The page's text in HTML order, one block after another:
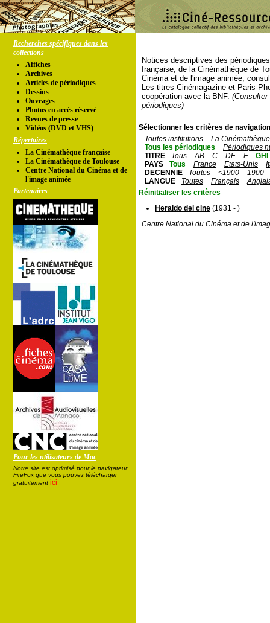
Recherches spécifiques dans les
collections
Affiches
Archives
Articles de périodiques
Dessins
Ouvrages
Photos en accés réservé
Revues de presse
Vidéos (DVD et VHS)
Répertoires
La Cinémathèque française
La Cinémathèque de Toulouse
Centre National du Cinéma et de
l'image animée
Partenaires
Pour les utilisateurs de Mac
Notre site est optimisé pour le navigateur
FireFox que vous pouvez télécharger
gratuitement ici
Notices descriptives des
française, de la Cinémathèque de
Cinéma et de l'image animée,
Les titres Cinémagazine et Paris-
coopération avec la BNF.
périodiques)
Sélectionner les critères de
Toutes institutions
La
Tous les périodiques
Périodiques
TITRE
Tous AB C DE F
GHI
PAYS
Tous France Etats-Unis
DECENNIE
Toutes <1900
1900
LANGUE
Toutes Français
Réinitialiser les critères
Heraldo del cine (1931 - )
Centre National du Cinéma et de